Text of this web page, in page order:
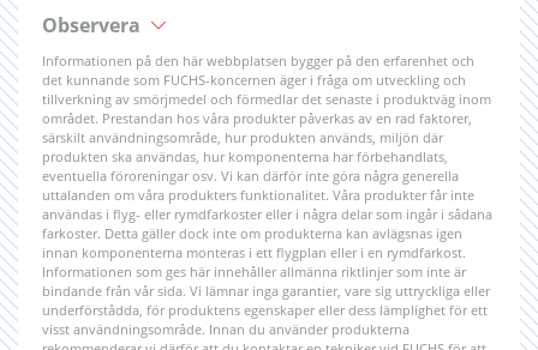
Observera
Informationen på den här webbplatsen bygger på den erfarenhet och
det kunnande som FUCHS-koncernen äger i fråga om utveckling och
tillverkning av smörjmedel och förmedlar det senaste i produktväg inom
området. Prestandan hos våra produkter påverkas av en rad faktorer,
särskilt användningsområde, hur produkten används, miljön där
produkten ska användas, hur komponenterna har förbehandlats,
eventuella föroreningar osv. Vi kan därför inte göra några generella
uttalanden om våra produkters funktionalitet. Våra produkter får inte
användas i flyg- eller rymdfarkoster eller i några delar som ingår i sådana
farkoster. Detta gäller dock inte om produkterna kan avlägsnas igen
innan komponenterna monteras i ett flygplan eller i en rymdfarkost.
Informationen som ges här innehåller allmänna riktlinjer som inte är
bindande från vår sida. Vi lämnar inga garantier, vare sig uttryckliga eller
underförstådda, för produktens egenskaper eller dess lämplighet för ett
visst användningsområde. Innan du använder produkterna